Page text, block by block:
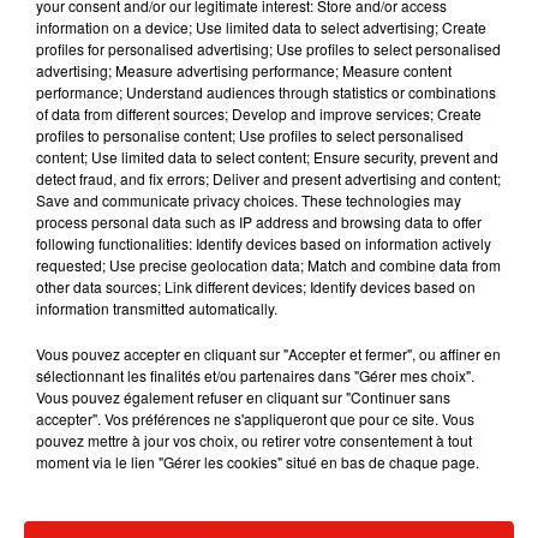
Musique
5 août 2026
Benny Blanco invite Selena Gomez et
Becky G sur son nouveau single
4 août 2026
Tiny Desk invite Charlie Puth pour une
live session solaire
Ariana Grande prendra une pause après
your consent and/or our legitimate interest: Store and/or access
information on a device; Use limited data to select advertising; Create
profiles for personalised advertising; Use profiles to select personalised
advertising; Measure advertising performance; Measure content
performance; Understand audiences through statistics or combinations
of data from different sources; Develop and improve services; Create
profiles to personalise content; Use profiles to select personalised
content; Use limited data to select content; Ensure security, prevent and
detect fraud, and fix errors; Deliver and present advertising and content;
Save and communicate privacy choices. These technologies may
process personal data such as IP address and browsing data to offer
following functionalities: Identify devices based on information actively
requested; Use precise geolocation data; Match and combine data from
other data sources; Link different devices; Identify devices based on
information transmitted automatically.
Vous pouvez accepter en cliquant sur "Accepter et fermer", ou affiner en
sélectionnant les finalités et/ou partenaires dans "Gérer mes choix".
Vous pouvez également refuser en cliquant sur "Continuer sans
accepter". Vos préférences ne s'appliqueront que pour ce site. Vous
pouvez mettre à jour vos choix, ou retirer votre consentement à tout
moment via le lien "Gérer les cookies" situé en bas de chaque page.